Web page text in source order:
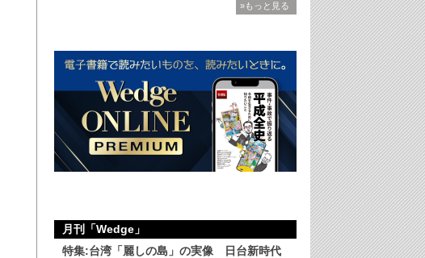
»もっと見る
月刊「Wedge」
特集:台湾「麗しの島」の実像 日台新時代